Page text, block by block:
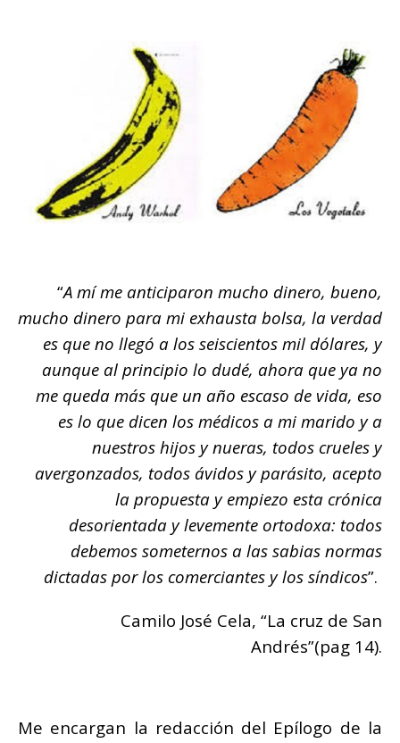
“A mí me anticiparon mucho dinero, bueno,
mucho dinero para mi exhausta bolsa, la verdad
es que no llegó a los seiscientos mil dólares, y
aunque al principio lo dudé, ahora que ya no
me queda más que un año escaso de vida, eso
es lo que dicen los médicos a mi marido y a
nuestros hijos y nueras, todos crueles y
avergonzados, todos ávidos y parásito, acepto
la propuesta y empiezo esta crónica
desorientada y levemente ortodoxa: todos
debemos someternos a las sabias normas
dictadas por los comerciantes y los síndicos”.
Camilo José Cela, “La cruz de San
Andrés”(pag 14).
Me encargan la redacción del Epílogo de la